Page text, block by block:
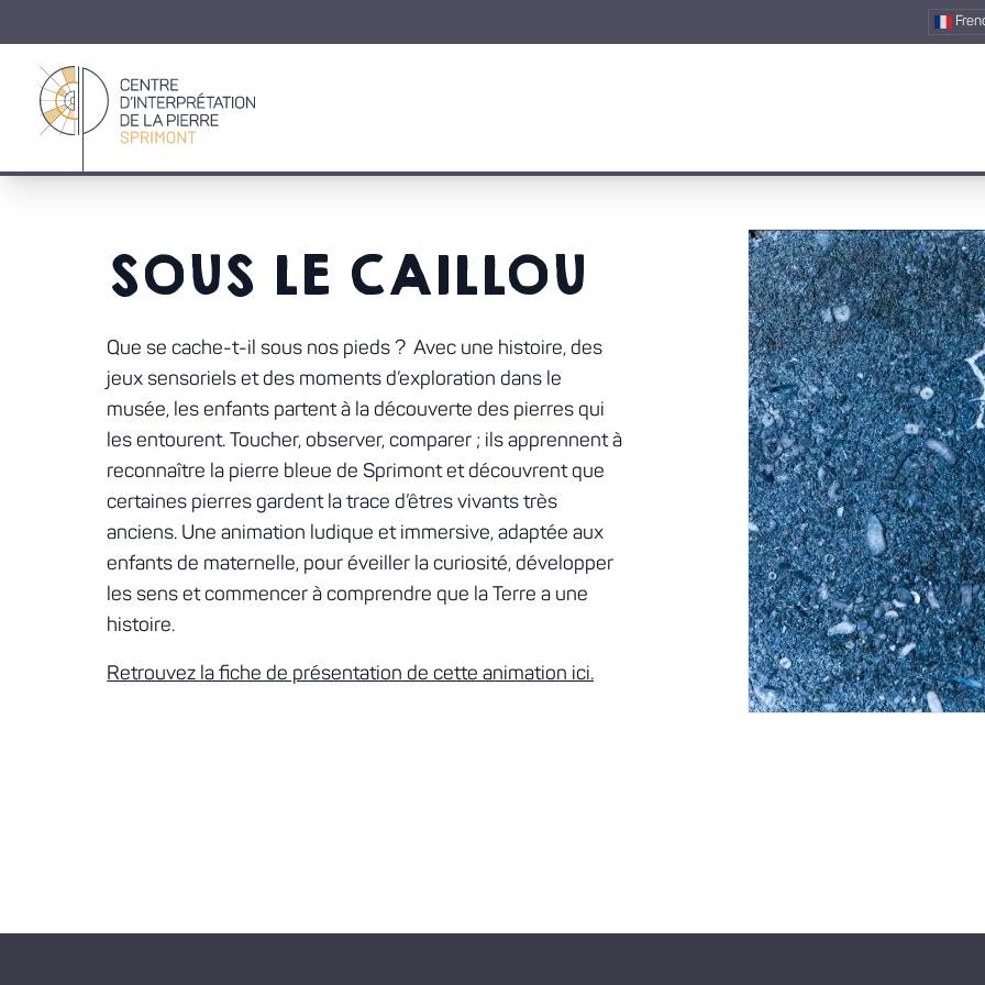
SOUS LE CAILLOU
Que se cache-t-il sous nos pieds ? Avec une histoire, des
jeux sensoriels et des moments d’exploration dans le
musée, les enfants partent à la découverte des pierres qui
les entourent. Toucher, observer, comparer ; ils apprennent à
reconnaître la pierre bleue de Sprimont et découvrent que
certaines pierres gardent la trace d’êtres vivants très
anciens. Une animation ludique et immersive, adaptée aux
enfants de maternelle, pour éveiller la curiosité, développer
les sens et commencer à comprendre que la Terre a une
histoire.
Retrouvez la fiche de présentation de cette animation ici.